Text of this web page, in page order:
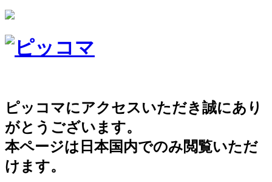
ピッコマにアクセスいただき誠にあり
がとうございます。
本ページは日本国内でのみ閲覧いただ
けます。